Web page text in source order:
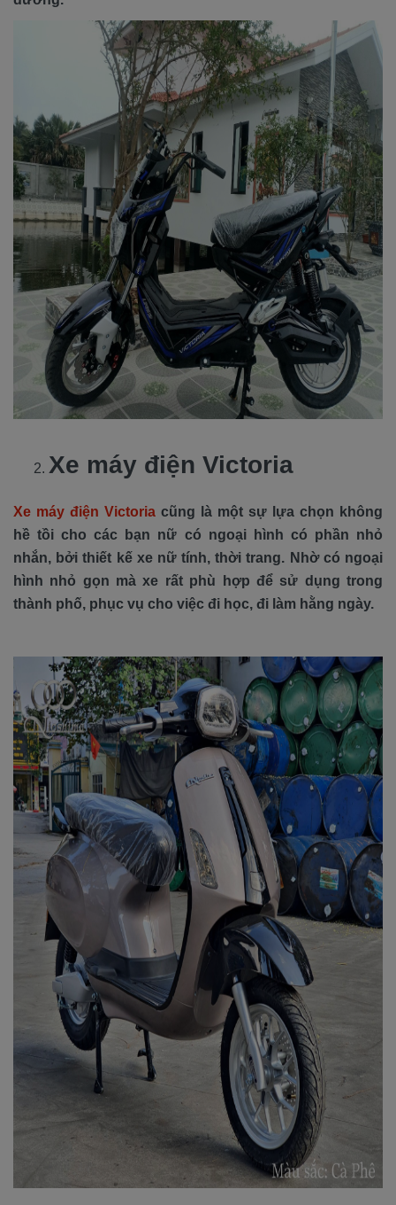
Xe máy điện Victoria
Xe máy điện Victoria cũng là một sự lựa chọn không
hề tồi cho các bạn nữ có ngoại hình có phần nhỏ
nhắn, bởi thiết kế xe nữ tính, thời trang. Nhờ có ngoại
hình nhỏ gọn mà xe rất phù hợp để sử dụng trong
thành phố, phục vụ cho việc đi học, đi làm hằng ngày.